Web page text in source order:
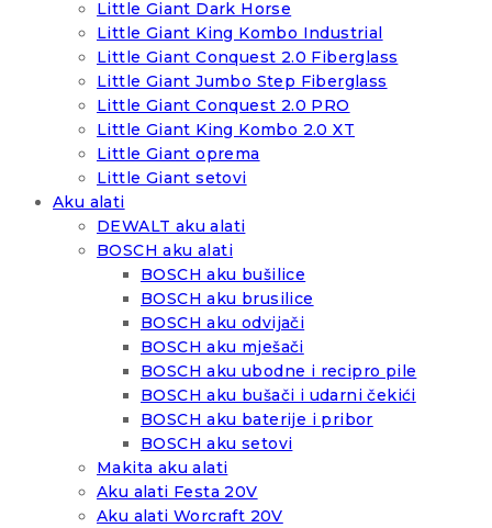
Little Giant Dark Horse
Little Giant King Kombo Industrial
Little Giant Conquest 2.0 Fiberglass
Little Giant Jumbo Step Fiberglass
Little Giant Conquest 2.0 PRO
Little Giant King Kombo 2.0 XT
Little Giant oprema
Little Giant setovi
Aku alati
DEWALT aku alati
BOSCH aku alati
BOSCH aku bušilice
BOSCH aku brusilice
BOSCH aku odvijači
BOSCH aku mješači
BOSCH aku ubodne i recipro pile
BOSCH aku bušači i udarni čekići
BOSCH aku baterije i pribor
BOSCH aku setovi
Makita aku alati
Aku alati Festa 20V
Aku alati Worcraft 20V